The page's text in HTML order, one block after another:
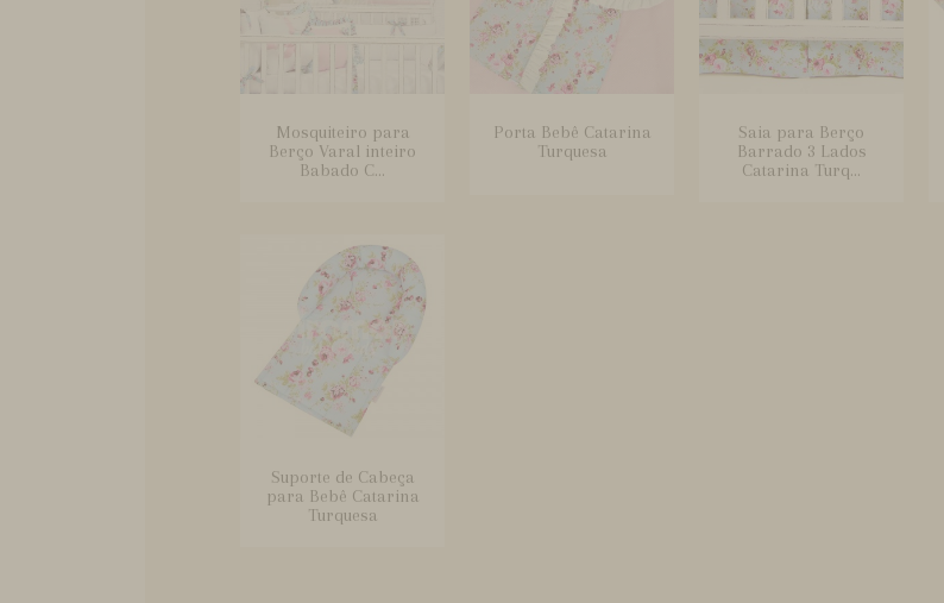
Mosquiteiro para
Berço Varal inteiro
Babado C...
Porta Bebê Catarina
Turquesa
Saia para Berço
Barrado 3 Lados
Catarina Turq...
Suporte de Cabeça
para Bebê Catarina
Turquesa